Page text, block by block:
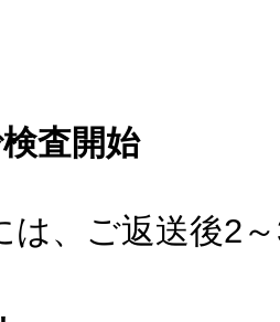
査開始
は、ご返送後2